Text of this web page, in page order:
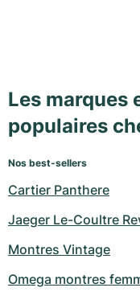
Les marques
populaires
Nos best-sellers
Cartier Panthere
Jaeger Le-Coultre
Montres Vintage
Omega montres